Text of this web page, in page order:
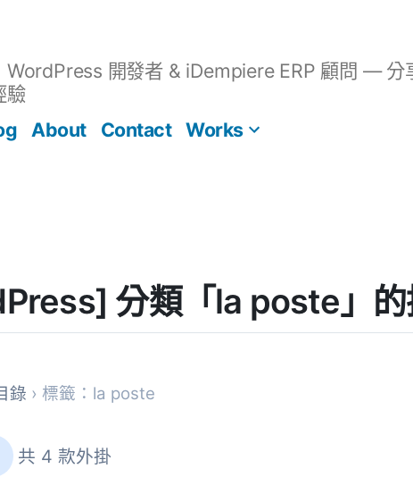
WordPress 開發者 & iDempiere ERP 顧問 — 分
驗
About Contact Works
分類「la poste」的
錄 › 標籤：la poste
共 4 款外掛